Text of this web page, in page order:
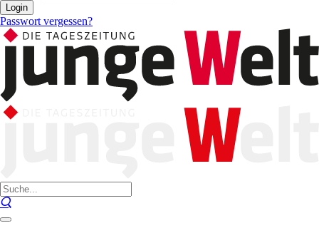
Login
Passwort vergessen?